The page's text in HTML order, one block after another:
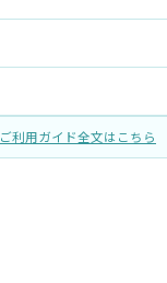
ご利用ガイド全文はこちら